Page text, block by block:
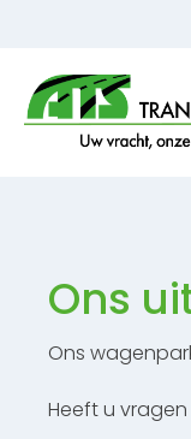
Ons
Ons
Heeft u